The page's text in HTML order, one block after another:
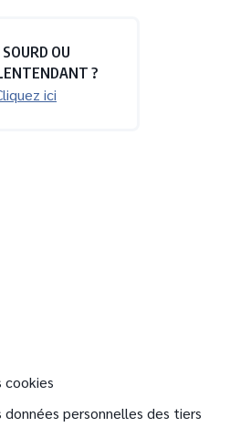
cookies
personnelles des tiers
SOURD OU
?
ici